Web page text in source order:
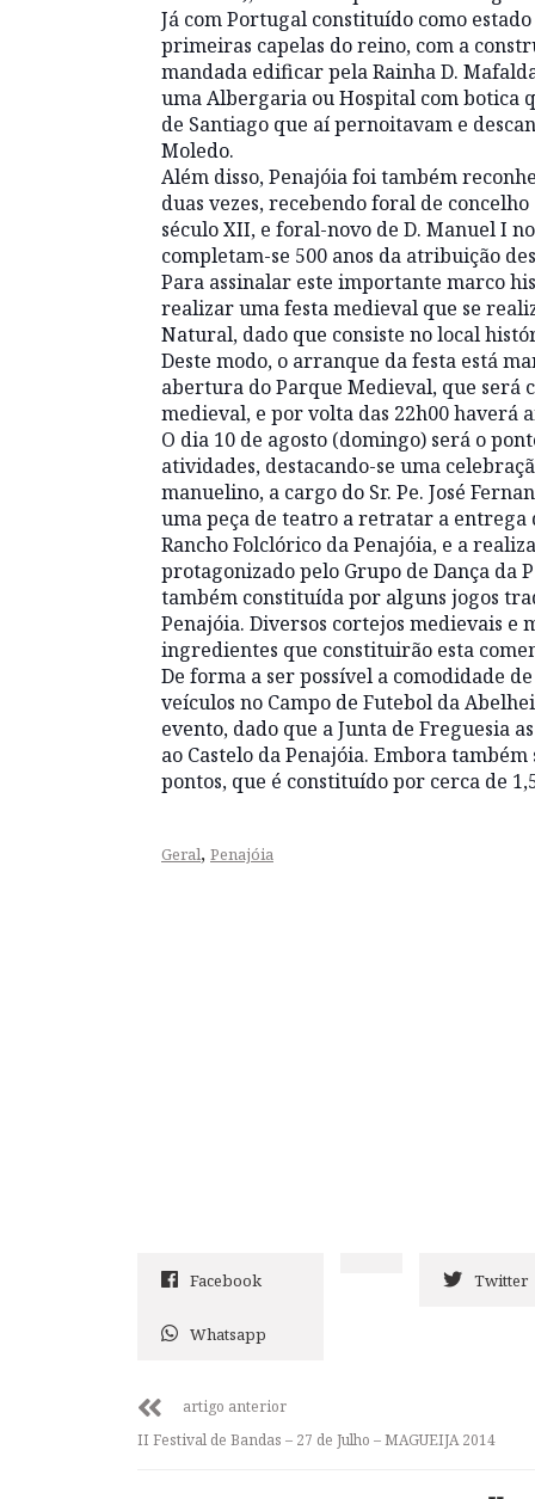
Já com Portugal constituído como
primeiras capelas do reino, com a
mandada edificar pela Rainha D.
uma Albergaria ou Hospital com botica
de Santiago que aí pernoitavam e
Moledo.
Além disso, Penajóia foi também
duas vezes, recebendo foral de
século XII, e foral-novo de D. Manuel I
completam-se 500 anos da atribuição
Para assinalar este importante marco
realizar uma festa medieval que se
Natural, dado que consiste no local
Deste modo, o arranque da festa está
abertura do Parque Medieval, que
medieval, e por volta das 22h00 haverá
O dia 10 de agosto (domingo) será o
atividades, destacando-se uma
manuelino, a cargo do Sr. Pe. José
uma peça de teatro a retratar a entrega
Rancho Folclórico da Penajóia, e a
protagonizado pelo Grupo de Dança da
também constituída por alguns jogos
Penajóia. Diversos cortejos medievais e
ingredientes que constituirão esta
De forma a ser possível a comodidade
veículos no Campo de Futebol da
evento, dado que a Junta de Freguesia
ao Castelo da Penajóia. Embora
pontos, que é constituído por cerca de
Geral, Penajóia
Facebook Twitter
Whatsapp
artigo anterior
II Festival de Bandas – 27 de Julho – MAGUEIJA 2014